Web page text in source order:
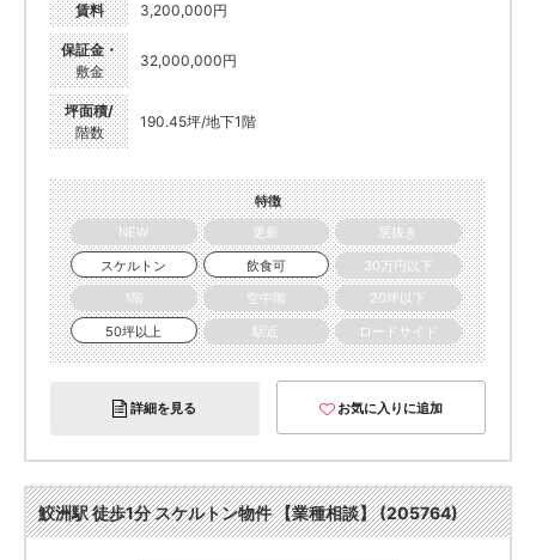
賃料 3,200,000円
保証金・
敷金
32,000,000円
坪面積/
階数
190.45坪/地下1階
特徴
NEW
更新
居抜き
スケルトン
飲食可
30万円以下
1階
空中階
20坪以下
50坪以上
駅近 ロードサイド
詳細を見る お気に入りに追加
鮫洲駅 徒歩1分 スケルトン物件 【業種相談】 (205764)